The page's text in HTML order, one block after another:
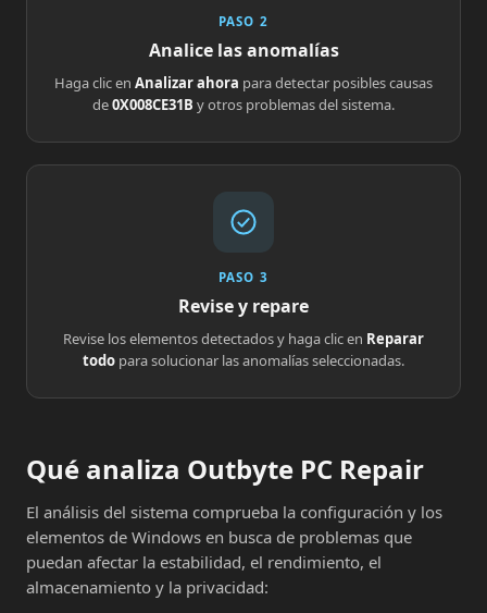
PASO 2
Analice las anomalías
Haga clic en Analizar ahora para detectar posibles causas
de0X008CE31B y otros problemas del sistema.
PASO 3
Revise y repare
Revise los elementos detectados y haga clic en Reparar
todo para solucionar las anomalías seleccionadas.
Qué analiza Outbyte PC Repair
El análisis del sistema comprueba la configuración y los
elementos de Windows en busca de problemas que
puedan afectar la estabilidad, el rendimiento, el
almacenamiento y la privacidad: